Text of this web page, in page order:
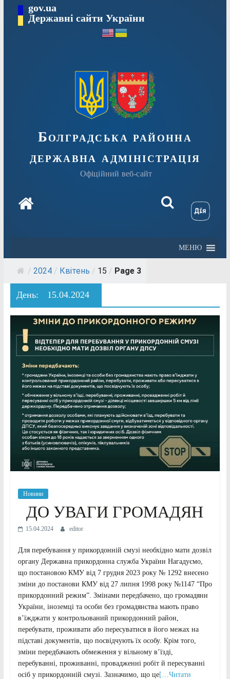
Перейтиgov.ua
Державні сайти України
Болградська районна
державна адміністрація
Офіційний веб-сайт
МЕНЮ
/ 2024 / Квітень / 15 / Page 3
День: 15.04.2024
Новини
ДО УВАГИ ГРОМАДЯН
15.04.2024 editor
Для перебування у прикордонній смузі необхідно мати дозвіл
органу Державна прикордонна служба України Нагадуємо,
що постановою КМУ від 7 грудня 2023 року № 1292 внесено
зміни до постанови КМУ від 27 липня 1998 року №1147 “Про
прикордонний режим”. Змінами передбачено, що громадяни
України, іноземці та особи без громадянства мають право
в’їжджати у контрольований прикордонний район,
перебувати, проживати або пересуватися в його межах на
підставі документів, що посвідчують їх особу. Крім того,
зміни передбачають обмеження у вільному в’їзді,
перебуванні, проживанні, провадженні робіт й пересуванні
осіб у прикордонній смузі. Зазначимо, що це[…Читати